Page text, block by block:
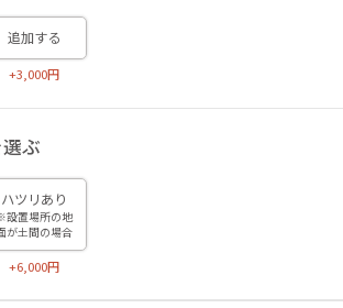
追加する
+3,000円
ぶ
ハツリあり
設置場所の地
が土間の場合
+6,000円